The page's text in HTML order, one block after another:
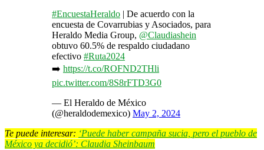
#EncuestaHeraldo | De acuerdo con la
encuesta de Covarrubias y Asociados, para
Heraldo Media Group, @Claudiashein
obtuvo 60.5% de respaldo ciudadano
efectivo #Ruta2024
➡️ https://t.co/ROFND2THli
pic.twitter.com/8S8rFTD3G0
— El Heraldo de México
(@heraldodemexico) May 2, 2024
Te puede interesar: ‘Puede haber campaña sucia, pero el pueblo de
México ya decidió’: Claudia Sheinbaum